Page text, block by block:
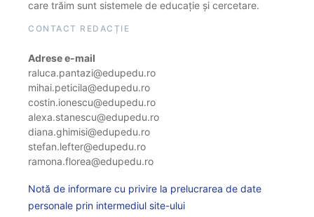
care trăim sunt sistemele de educație și cercetare.
CONTACT REDACȚIE
Adrese e-mail
raluca.pantazi@edupedu.ro
mihai.peticila@edupedu.ro
costin.ionescu@edupedu.ro
alexa.stanescu@edupedu.ro
diana.ghimisi@edupedu.ro
stefan.lefter@edupedu.ro
ramona.florea@edupedu.ro
Notă de informare cu privire la prelucrarea de date
personale prin intermediul site-ului